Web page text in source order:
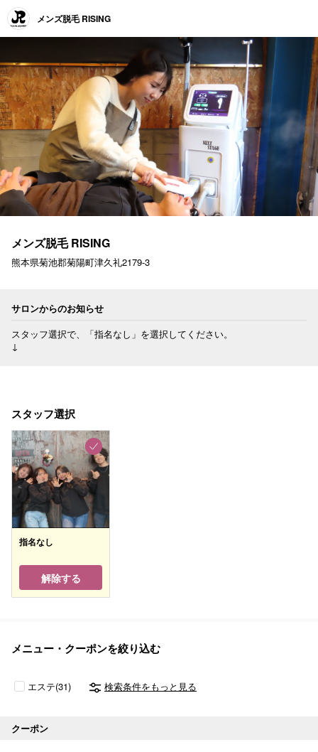
メンズ脱毛 RISING
メンズ脱毛 RISING
熊本県菊池郡菊陽町津久礼2179-3
サロンからのお知らせ
スタッフ選択で、「指名なし」を選択してください。
↓
スタッフ選択
指名なし
解除する
メニュー・クーポンを絞り込む
エステ(31) 検索条件をもっと見る
クーポン